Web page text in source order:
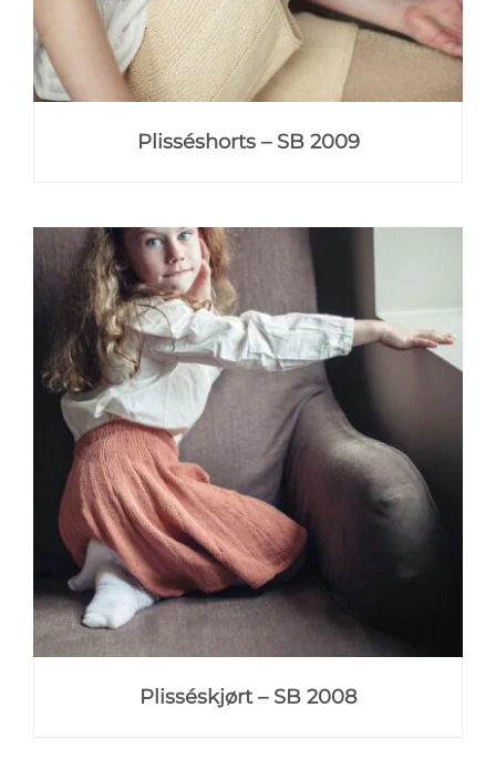
Plisséshorts – SB 2009
Plisséskjørt – SB 2008